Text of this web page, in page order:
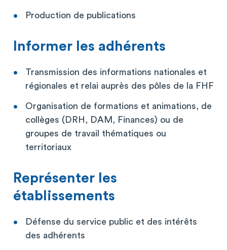
Production de publications
Informer les adhérents
Transmission des informations nationales et
régionales et relai auprès des pôles de la FHF
Organisation de formations et animations, de
collèges (DRH, DAM, Finances) ou de
groupes de travail thématiques ou
territoriaux
Représenter les
établissements
Défense du service public et des intérêts
des adhérents